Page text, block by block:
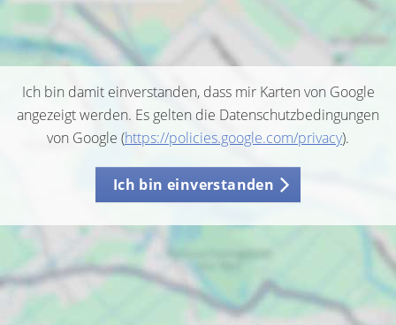
Ich bin damit einverstanden, dass mir Karten von Google
angezeigt werden. Es gelten die Datenschutzbedingungen
von Google (https://policies.google.com/privacy).
Ich bin einverstanden